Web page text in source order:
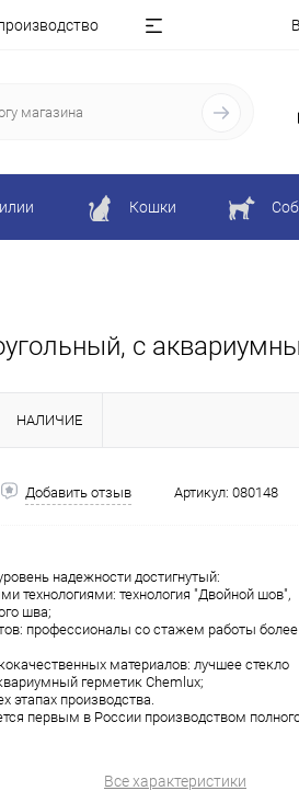
Кошки
с
НАЛИЧИЕ
Добавить отзыв Артикул: 080148
надежности достигнутый:
технологиями: технология "Двойной шов",
шва;
профессионалы со стажем работы более
материалов: лучшее стекло
герметик Chemlux;
этапах производства.
первым в России производством
Все характеристики